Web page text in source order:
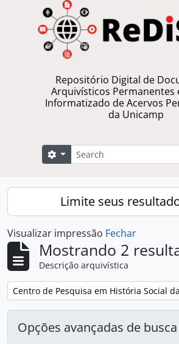
Repositório Digital de
Arquivísticos Permanentes
Informatizado de Acervos
da Unicamp
Buscar
Opções de busca
Limite seus
Visualizar impressão Fechar
Mostrando 2
Descrição arquivística
Remover filtro:
Centro de Pesquisa em História Social
Opções avançadas de busca